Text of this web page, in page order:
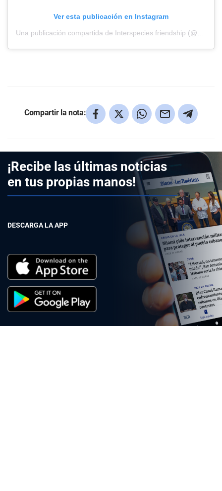
Ver esta publicación en Instagram
Compartir la nota:
¡Recibe las últimas noticias
en tus propias manos!
DESCARGA LA APP